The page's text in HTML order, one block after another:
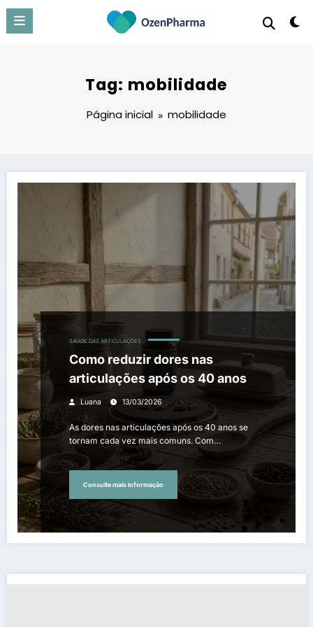
Pular
para
Tag: mobilidade
Página inicial mobilidade
SAÚDE DAS ARTICULAÇÕES
Como reduzir dores nas
articulações após os 40 anos
Luana 13/03/2026
As dores nas articulações após os 40 anos se
tornam cada vez mais comuns. Com…
Consulte mais informação